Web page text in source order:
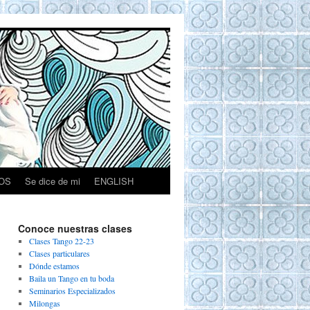
Se dice de mi ENGLISH
Conoce nuestras clases
Clases Tango 22-23
Clases particulares
Dónde estamos
Baila un Tango en tu boda
Seminarios Especializados
Milongas